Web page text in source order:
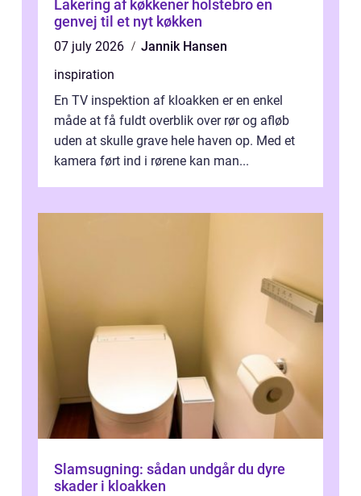
Lakering af køkkener holstebro en
genvej til et nyt køkken
07 july 2026
Jannik Hansen
inspiration
En TV inspektion af kloakken er en enkel
måde at få fuldt overblik over rør og afløb
uden at skulle grave hele haven op. Med et
kamera ført ind i rørene kan man...
Slamsugning: sådan undgår du dyre
skader i kloakken